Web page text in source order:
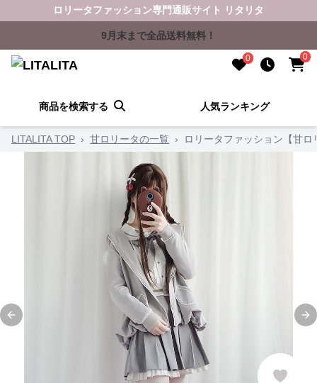
ロリータファッション専門通販サイト リタリタ
9月末まで全品送料無料！
0 0
商品を検索する 人気ランキング
LITALITA TOP › 甘ロリータの一覧 › ロリータファッション【甘
Previous slide